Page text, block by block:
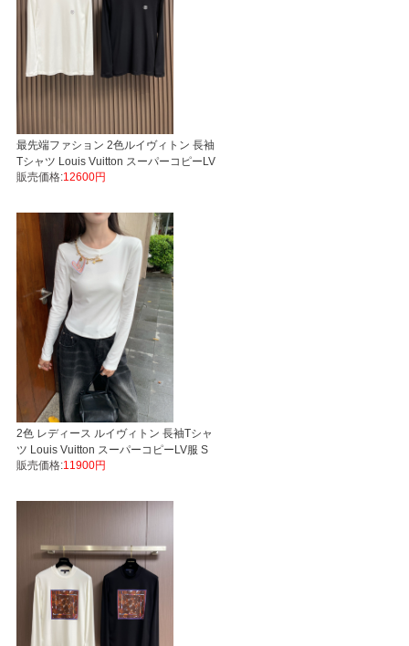
最先端ファション 2色ルイヴィトン 長袖
Tシャツ Louis Vuitton スーパーコピーLV
服 新作後払い
販売価格:12600円
2色 レディース ルイヴィトン 長袖Tシャ
ツ Louis Vuitton スーパーコピーLV服 S
M L 後払い安全なサイト
販売価格:11900円